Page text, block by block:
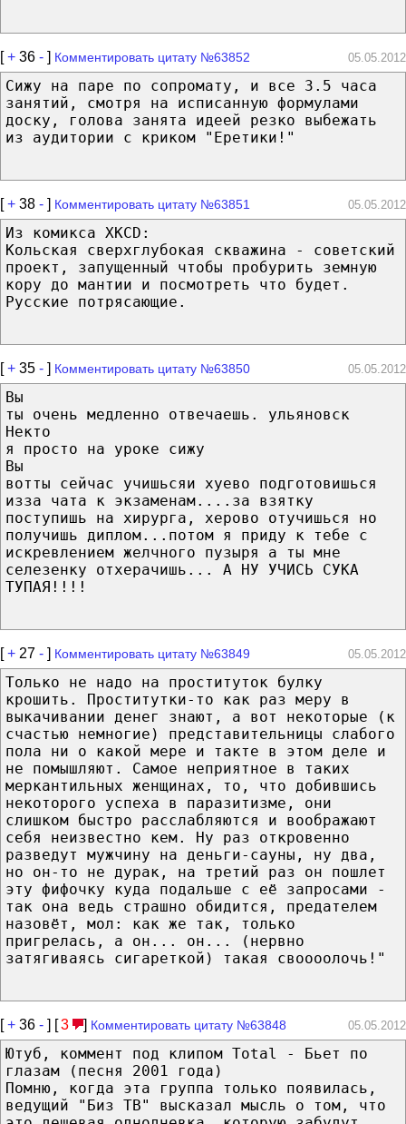
[+ 36 - ] Комментировать цитату №63852 05.05.2012
Сижу на паре по сопромату, и все 3.5 часа
занятий, смотря на исписанную формулами
доску, голова занята идеей резко выбежать
из аудитории с криком "Еретики!"
[+ 38 - ] Комментировать цитату №63851 05.05.2012
Из комикса XKCD:
Кольская сверхглубокая скважина - советский
проект, запущенный чтобы пробурить земную
кору до мантии и посмотреть что будет.
Русские потрясающие.
[+ 35 - ] Комментировать цитату №63850 05.05.2012
Вы
ты очень медленно отвечаешь. ульяновск
Некто
я просто на уроке сижу
Вы
вотты сейчас учишьсяи хуево подготовишься
изза чата к экзаменам....за взятку
поступишь на хирурга, херово отучишься но
получишь диплом...потом я приду к тебе с
искревлением желчного пузыря а ты мне
селезенку отхерачишь... А НУ УЧИСЬ СУКА
ТУПАЯ!!!!
[+ 27 - ] Комментировать цитату №63849 05.05.2012
Tолько не надо на проституток булку
крошить. Проститутки-то как раз меру в
выкачивании денег знают, а вот некоторые (к
счастью немногие) представительницы слабого
пола ни о какой мере и такте в этом деле и
не помышляют. Самое неприятное в таких
меркантильных женщинах, то, что добившись
некоторого успеха в паразитизме, они
слишком быстро расслабляются и воображают
себя неизвестно кем. Ну раз откровенно
разведут мужчину на деньги-сауны, ну два,
но он-то не дурак, на третий раз он пошлет
эту фифочку куда подальше с её запросами -
так она ведь страшно обидится, предателем
назовёт, мол: как же так, только
пригрелась, а он... он... (нервно
затягиваясь сигареткой) такая своооолочь!"
[+ 36 - ] [3 ] Комментировать цитату №63848 05.05.2012
Ютуб, коммент под клипом Total - Бьет по
глазам (песня 2001 года)
Помню, когда эта группа только появилась,
ведущий "Биз ТВ" высказал мысль о том, что